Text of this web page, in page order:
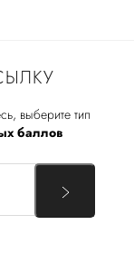
выберите тип
баллов